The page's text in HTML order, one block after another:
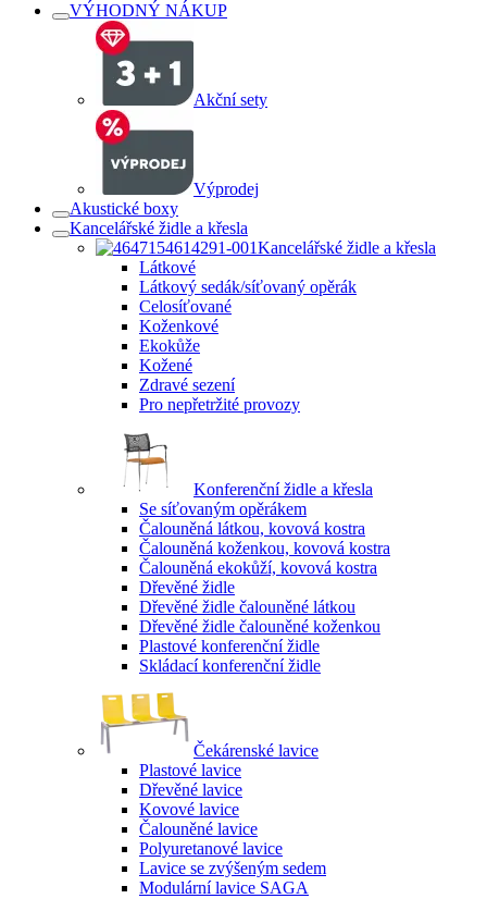
VÝHODNÝ NÁKUP
Akční sety
Výprodej
Akustické boxy
Kancelářské židle a křesla
Kancelářské židle a křesla
Látkové
Látkový sedák/síťovaný opěrák
Celosíťované
Koženkové
Ekokůže
Kožené
Zdravé sezení
Pro nepřetržité provozy
Konferenční židle a křesla
Se síťovaným opěrákem
Čalouněná látkou, kovová kostra
Čalouněná koženkou, kovová kostra
Čalouněná ekokůží, kovová kostra
Dřevěné židle
Dřevěné židle čalouněné látkou
Dřevěné židle čalouněné koženkou
Plastové konferenční židle
Skládací konferenční židle
Čekárenské lavice
Plastové lavice
Dřevěné lavice
Kovové lavice
Čalouněné lavice
Polyuretanové lavice
Lavice se zvýšeným sedem
Modulární lavice SAGA